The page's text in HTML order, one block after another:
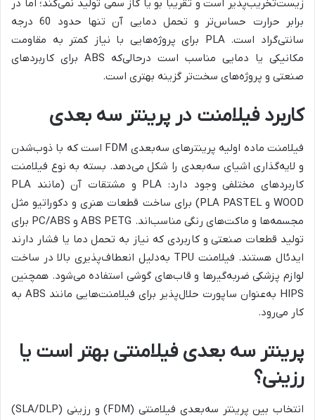
زیست‌تخریب‌پذیر است و تقریباً بو یا گاز سمی تولید نمی‌کند؛ اما در
برابر حرارت حساس‌تر و تحمل دمایی آن تنها حدود 60 درجه
سانتی‌گراد است. PLA برای پروژه‌هایی با نیاز کمتر به مقاومت
مکانیکی یا دمایی مناسب است درحالی‌که ABS برای کاربردهای
صنعتی و پروژه‌های سخت‌تر گزینه بهتری است.
کاربرد فیلامنت در پرینتر سه بعدی
فیلامنت ماده اولیه پرینترهای سه‌بعدی FDM است که با ذوب‌شدن
و لایه‌گذاری اشیای سه‌بعدی را شکل می‌دهد. بسته به نوع فیلامنت
کاربردهای مختلفی وجود دارد: PLA و مشتقات آن (مانند PLA
WOOD و PLA PASTEL) برای ساخت قطعات هنری و دکوراتیو مثل
مجسمه‌ها و ماکت‌های رنگی مناسب‌اند. ABS PETG و PC/ABS برای
تولید قطعات صنعتی و کاربردی که نیاز به تحمل دما یا فشار دارند
ایدئال هستند. فیلامنت TPU به‌دلیل انعطاف‌پذیری بالا در ساخت
لوازم پزشکی ضربه‌گیرها و قاب‌های گوشی استفاده می‌شود. همچنین
HIPS به‌عنوان ساپورت حلال‌پذیر برای فیلامنت‌هایی مانند ABS به
کار می‌رود.
پرینتر سه بعدی فیلامنتی بهتر است یا
رزینی؟
انتخاب بین پرینتر سه‌بعدی فیلامنتی (FDM) و رزینی (SLA/DLP)